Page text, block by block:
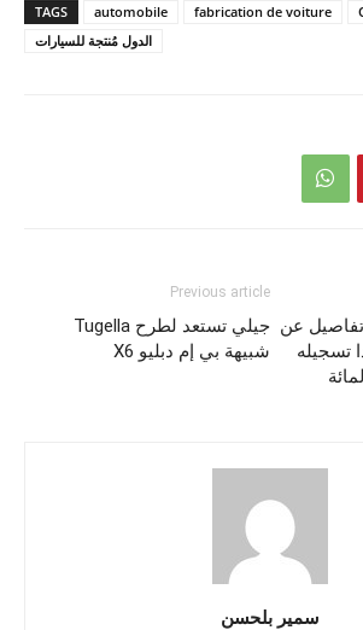
TAGS automobile fabrication de voiture
الدول مُنتجة للسيارات
Previous article
جيلي تستعد لطرح Tugella
شبيهة بي إم دبليو X6
عن
تسجيله
سمير بلحسن